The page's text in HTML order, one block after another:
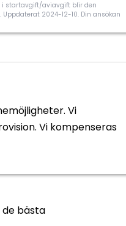
Månadsinkomst minst
i startavgift/aviavgift blir den
2024-12-10. Din ansökan
Vi
Vi kompenseras
bästa